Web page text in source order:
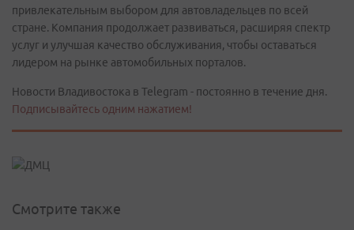
привлекательным выбором для автовладельцев по всей
стране. Компания продолжает развиваться, расширяя спектр
услуг и улучшая качество обслуживания, чтобы оставаться
лидером на рынке автомобильных порталов.
Новости Владивостока в Telegram - постоянно в течение дня.
Подписывайтесь одним нажатием!
Смотрите также